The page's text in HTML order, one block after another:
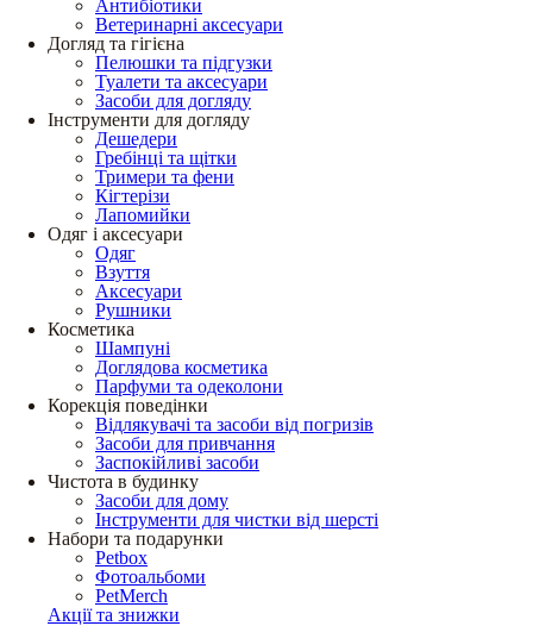
Антибіотики
Ветеринарні аксесуари
Догляд та гігієна
Пелюшки та підгузки
Туалети та аксесуари
Засоби для догляду
Інструменти для догляду
Дешедери
Гребінці та щітки
Тримери та фени
Кігтерізи
Лапомийки
Одяг і аксесуари
Одяг
Взуття
Аксесуари
Рушники
Косметика
Шампуні
Доглядова косметика
Парфуми та одеколони
Корекція поведінки
Відлякувачі та засоби від погризів
Засоби для привчання
Заспокійливі засоби
Чистота в будинку
Засоби для дому
Інструменти для чистки від шерсті
Набори та подарунки
Petbox
Фотоальбоми
PetMerch
Акції та знижки